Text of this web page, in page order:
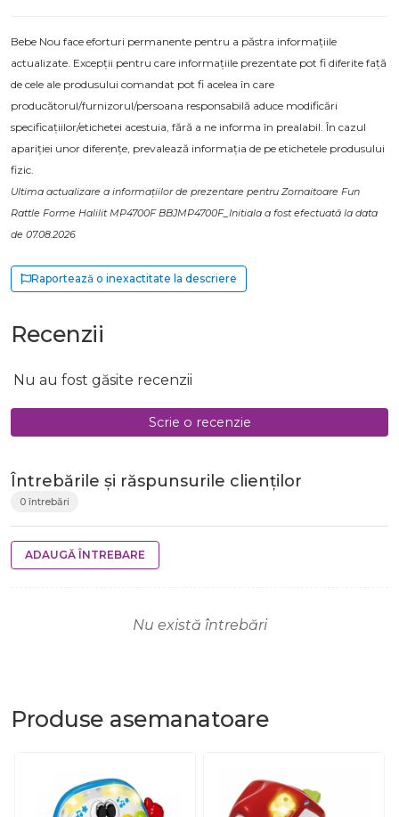
Bebe Nou face eforturi permanente pentru a păstra informațiile
actualizate. Excepții pentru care informațiile prezentate pot fi diferite față
de cele ale produsului comandat pot fi acelea în care
producătorul/furnizorul/persoana responsabilă aduce modificări
specificațiilor/etichetei acestuia, fără a ne informa în prealabil. În cazul
apariției unor diferențe, prevalează informația de pe etichetele produsului
fizic.
Ultima actualizare a informațiilor de prezentare pentru Zornaitoare Fun
Rattle Forme Halilit MP4700F BBJMP4700F_Initiala a fost efectuată la data
de 07.08.2026
Raportează o inexactitate la descriere
Recenzii
Nu au fost găsite recenzii
Scrie o recenzie
Întrebările și răspunsurile clienților
0 întrebări
ADAUGĂ ÎNTREBARE
Nu există întrebări
Produse asemanatoare